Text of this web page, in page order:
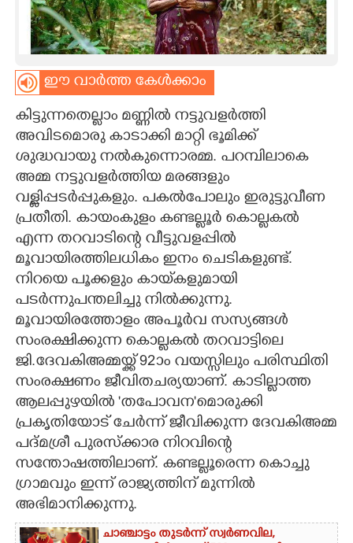
ART
ASTRO
CARTOONS
LITERATURE
ZOOM
CONTACT US
ഈ വാർത്ത കേൾക്കാം
കിട്ടുന്നതെല്ലാം മണ്ണിൽ നട്ടുവളർത്തി
അവിടമൊരു കാടാക്കി മാറ്റി ഭൂമിക്ക്
ശുദ്ധവായു നൽകുന്നൊരമ്മ. പറമ്പിലാകെ
അമ്മ നട്ടുവളർത്തിയ മരങ്ങളും
വള്ളിപ്പടർപ്പുകളും. പകൽപോലും ഇരുട്ടുവീണ
പ്രതീതി. കായംകുളം കണ്ടല്ലൂർ കൊല്ലകൽ
എന്ന തറവാടിന്റെ വീട്ടുവളപ്പിൽ
മൂവായിരത്തിലധികം ഇനം ചെടികളുണ്ട്.
നിറയെ പൂക്കളും കായ്‌കളുമായി
പടർന്നുപന്തലിച്ചു നിൽക്കുന്നു.
മൂവായിരത്തോളം അപൂർവ സസ്യങ്ങൾ
സംരക്ഷിക്കുന്ന കൊല്ലകൽ തറവാട്ടിലെ
ജി.ദേവകിഅമ്മയ്ക്ക് 92ാം വയസ്സിലും പരിസ്ഥിതി
സംരക്ഷണം ജീവിതചര്യയാണ്. കാടില്ലാത്ത
ആലപ്പുഴയിൽ 'തപോവന'മൊരുക്കി
പ്രകൃതിയോട് ചേർന്ന് ജീവിക്കുന്ന ദേവകിഅമ്മ
പദ്മശ്രീ പുരസ്ക്കാര നിറവിന്റെ
സന്തോഷത്തിലാണ്. കണ്ടല്ലൂരെന്ന കൊച്ചു
ഗ്രാമവും ഇന്ന് രാജ്യത്തിന് മുന്നിൽ
അഭിമാനിക്കുന്നു.
ചാഞ്ചാട്ടം തുടർന്ന് സ്വർണവില,